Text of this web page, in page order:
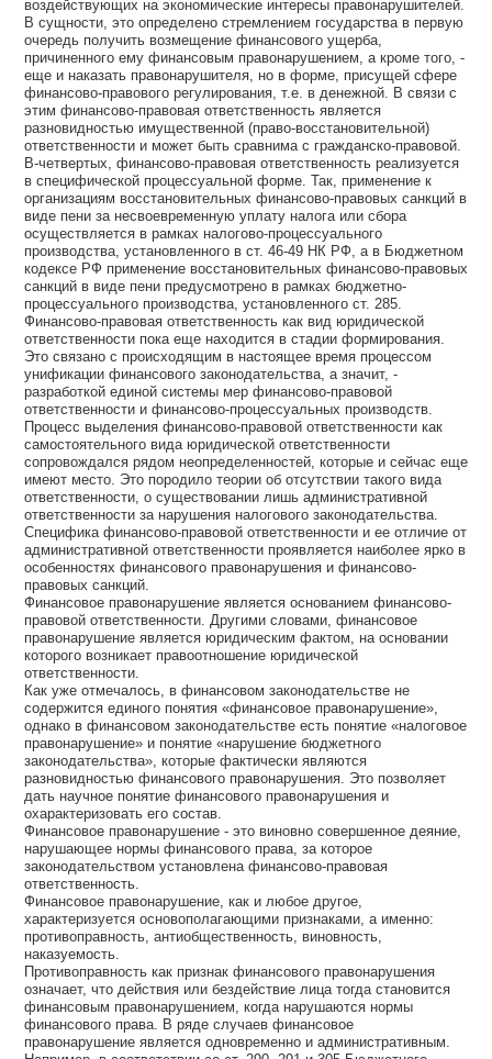
воздействующих на экономические интересы правонарушителей.
В сущности, это определено стремлением государства в первую
очередь получить возмещение финансового ущерба,
причиненного ему финансовым правонарушением, а кроме того, -
еще и наказать правонарушителя, но в форме, присущей сфере
финансово-правового регулирования, т.е. в денежной. В связи с
этим финансово-правовая ответственность является
разновидностью имущественной (право-восстановительной)
ответственности и может быть сравнима с гражданско-правовой.
В-четвертых, финансово-правовая ответственность реализуется
в специфической процессуальной форме. Так, применение к
организациям восстановительных финансово-правовых санкций в
виде пени за несвоевременную уплату налога или сбора
осуществляется в рамках налогово-процессуального
производства, установленного в ст. 46-49 НК РФ, а в Бюджетном
кодексе РФ применение восстановительных финансово-правовых
санкций в виде пени предусмотрено в рамках бюджетно-
процессуального производства, установленного ст. 285.
Финансово-правовая ответственность как вид юридической
ответственности пока еще находится в стадии формирования.
Это связано с происходящим в настоящее время процессом
унификации финансового законодательства, а значит, -
разработкой единой системы мер финансово-правовой
ответственности и финансово-процессуальных производств.
Процесс выделения финансово-правовой ответственности как
самостоятельного вида юридической ответственности
сопровождался рядом неопределенностей, которые и сейчас еще
имеют место. Это породило теории об отсутствии такого вида
ответственности, о существовании лишь административной
ответственности за нарушения налогового законодательства.
Специфика финансово-правовой ответственности и ее отличие от
административной ответственности проявляется наиболее ярко в
особенностях финансового правонарушения и финансово-
правовых санкций.
Финансовое правонарушение является основанием финансово-
правовой ответственности. Другими словами, финансовое
правонарушение является юридическим фактом, на основании
которого возникает правоотношение юридической
ответственности.
Как уже отмечалось, в финансовом законодательстве не
содержится единого понятия «финансовое правонарушение»,
однако в финансовом законодательстве есть понятие «налоговое
правонарушение» и понятие «нарушение бюджетного
законодательства», которые фактически являются
разновидностью финансового правонарушения. Это позволяет
дать научное понятие финансового правонарушения и
охарактеризовать его состав.
Финансовое правонарушение - это виновно совершенное деяние,
нарушающее нормы финансового права, за которое
законодательством установлена финансово-правовая
ответственность.
Финансовое правонарушение, как и любое другое,
характеризуется основополагающими признаками, а именно:
противоправность, антиобщественность, виновность,
наказуемость.
Противоправность как признак финансового правонарушения
означает, что действия или бездействие лица тогда становится
финансовым правонарушением, когда нарушаются нормы
финансового права. В ряде случаев финансовое
правонарушение является одновременно и административным.